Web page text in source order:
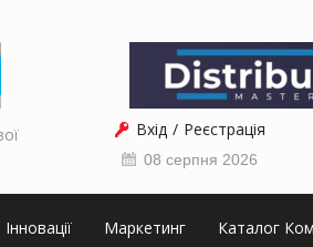
Вхід Реєстрація
08 серпня 2026
Інновації Маркетинг Каталог